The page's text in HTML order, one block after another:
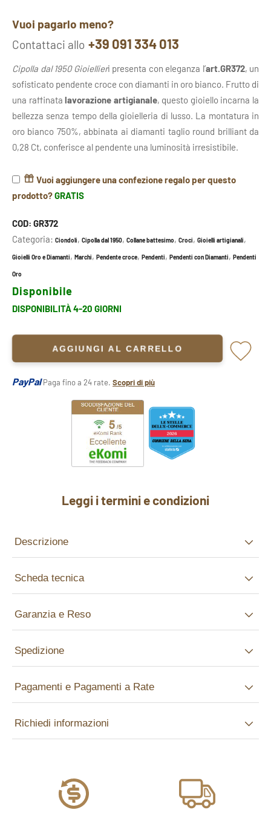
Vuoi pagarlo meno?
Contattaci allo +39 091 334 013
Cipolla dal 1950 Gioiellieri presenta con eleganza l’art.GR372, un
sofisticato pendente croce con diamanti in oro bianco. Frutto di
una raffinatalavorazione artigianale, questo gioiello incarna la
bellezza senza tempo della gioielleria di lusso. La montatura in
oro bianco 750%, abbinata ai diamanti taglio round brilliant da
0,28 Ct, conferisce al pendente una luminosità irresistibile.
Vuoi aggiungere una confezione regalo per questo
prodotto?GRATIS
COD: GR372
Categoria: Ciondoli, Cipolla dal 1950, Collane battesimo, Croci, Gioielli artigianali,
Gioielli Oro e Diamanti, Marchi, Pendente croce, Pendenti, Pendenti con Diamanti, Pendenti
Oro
Disponibile
DISPONIBILITÀ 4-20 GIORNI
AGGIUNGI AL CARRELLO
PayPal Paga fino a 24 rate. Scopri di più
Leggi i termini e condizioni
Descrizione
Scheda tecnica
Garanzia e Reso
Spedizione
Pagamenti e Pagamenti a Rate
Richiedi informazioni